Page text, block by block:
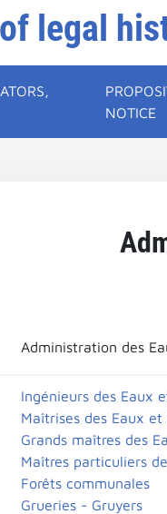
legal
NOTICE
Administration des
Ingénieurs des Eaux
Maîtrises des Eaux et
Grands maîtres des
Maîtres particuliers
Forêts communales
Grueries - Gruyers